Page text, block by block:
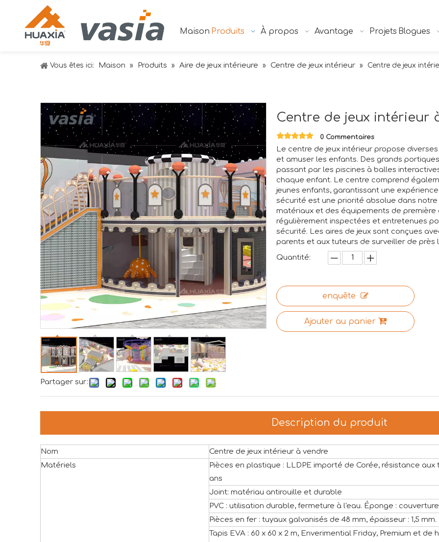
Maison Produits À propos Avantage Projets Blogues
Vous êtes ici: Maison » Produits » Aire de jeux intérieure » Centre de jeux intérieur » Centre de jeux
Partager sur:
Centre de jeux intérieur
0 Commentaires
Le centre de jeux intérieur propose
et amuser les enfants. Des grands
passant par les piscines à balles
chaque enfant. Le centre comprend
jeunes enfants, garantissant une
sécurité est une priorité absolue dans
matériaux et des équipements de
régulièrement inspectées et entretenues
sécurité. Les aires de jeux sont conçues
parents et aux tuteurs de surveiller de près
Quantité:
enquête
Ajouter au panier
Description du produit
Nom
Centre de jeux intérieur à vendre
Matériels
Pièces en plastique : LLDPE importé de Corée, résistance
ans
Joint: matériau antirouille et durable
PVC : utilisation durable, fermeture à l'eau. Éponge :
Pièces en fer : tuyaux galvanisés de 48 mm, épaisseur : 1,5 mm.
Tapis EVA : 60 x 60 x 2 m, Enverimential Friday, Premium et